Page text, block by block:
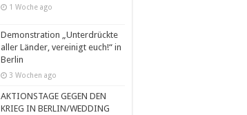
1 Woche ago
Demonstration „Unterdrückte
aller Länder, vereinigt euch!“ in
Berlin
3 Wochen ago
AKTIONSTAGE GEGEN DEN
KRIEG IN BERLIN/WEDDING